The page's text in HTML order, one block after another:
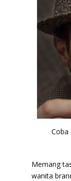
Coba
Memang
wanita